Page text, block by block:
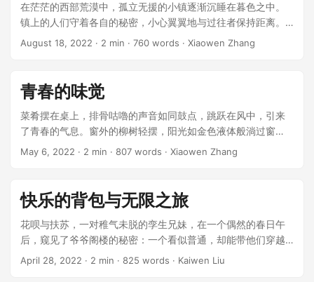
在茫茫的西部荒漠中，孤立无援的小镇逐渐沉睡在暮色之中。
镇上的人们守着各自的秘密，小心翼翼地与过往者保持距离。
然而，这天，从东方来的一个陌生人，打破了这份平静。 ...
August 18, 2022 · 2 min · 760 words · Xiaowen Zhang
青春的味觉
菜肴摆在桌上，排骨咕嚕的声音如同鼓点，跳跃在风中，引来
了青春的气息。窗外的柳树轻摆，阳光如金色液体般淌过窗
框，倾洒在这间小而明亮的厨房。安娅手上的勺子轻轻搅动，
May 6, 2022 · 2 min · 807 words · Xiaowen Zhang
快乐的背包与无限之旅
花呗与扶苏，一对稚气未脱的孪生兄妹，在一个偶然的春日午
后，窥见了爷爷阁楼的秘密：一个看似普通，却能带他们穿越
奇幻世界的背包。背包布满了彩绘，拥抱的太阳和月亮，星辰
April 28, 2022 · 2 min · 825 words · Kaiwen Liu